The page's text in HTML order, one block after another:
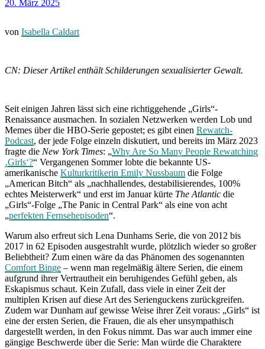
20. März 2025
von Isabella Caldart
CN: Dieser Artikel enthält Schilderungen sexualisierter Gewalt.
Seit einigen Jahren lässt sich eine richtiggehende „Girls“-
Renaissance ausmachen. In sozialen Netzwerken werden Lob und
Memes über die HBO-Serie gepostet; es gibt einen Rewatch-
Podcast, der jede Folge einzeln diskutiert, und bereits im März 2023
fragte die New York Times: „Why Are So Many People Rewatching
‚Girls‘?“ Vergangenen Sommer lobte die bekannte US-
amerikanische Kulturkritikerin Emily Nussbaum die Folge
„American Bitch“ als „nachhallendes, destabilisierendes, 100%
echtes Meisterwerk“ und erst im Januar kürte The Atlantic die
„Girls“-Folge „The Panic in Central Park“ als eine von acht
„perfekten Fernsehepisoden“.
Warum also erfreut sich Lena Dunhams Serie, die von 2012 bis
2017 in 62 Episoden ausgestrahlt wurde, plötzlich wieder so großer
Beliebtheit? Zum einen wäre da das Phänomen des sogenannten
Comfort Binge – wenn man regelmäßig ältere Serien, die einem
aufgrund ihrer Vertrautheit ein beruhigendes Gefühl geben, als
Eskapismus schaut. Kein Zufall, dass viele in einer Zeit der
multiplen Krisen auf diese Art des Serienguckens zurückgreifen.
Zudem war Dunham auf gewisse Weise ihrer Zeit voraus: „Girls“ ist
eine der ersten Serien, die Frauen, die als eher unsympathisch
dargestellt werden, in den Fokus nimmt. Das war auch immer eine
gängige Beschwerde über die Serie: Man würde die Charaktere